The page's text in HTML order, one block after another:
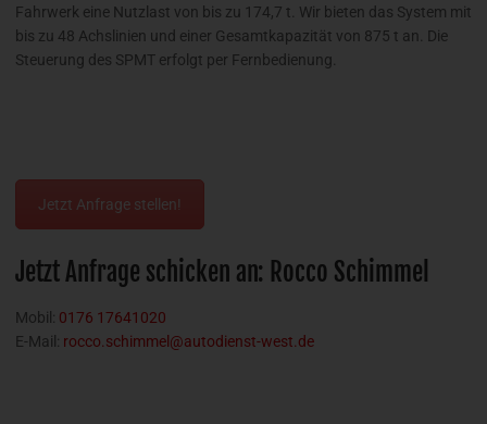
Fahrwerk eine Nutzlast von bis zu 174,7 t. Wir bieten das System mit
bis zu 48 Achslinien und einer Gesamtkapazität von 875 t an. Die
Steuerung des SPMT erfolgt per Fernbedienung.
Jetzt Anfrage stellen!
Jetzt Anfrage schicken an: Rocco Schimmel
Mobil: 0176 17641020
E-Mail: rocco.schimmel@autodienst-west.de